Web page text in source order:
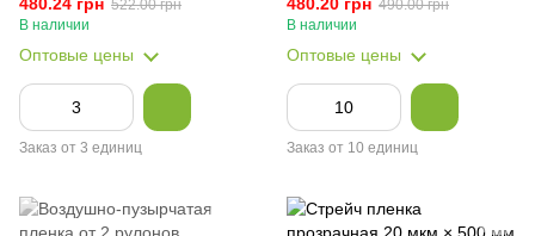
522.00 грн
В наличии
Оптовые цены
Заказ от 3 единиц
490.00 грн
В наличии
Оптовые цены
Заказ от 10 единиц